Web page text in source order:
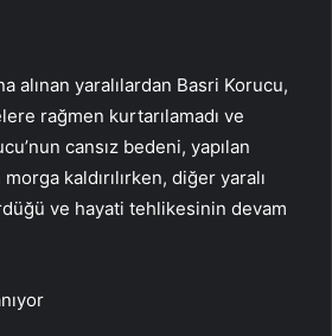
alınan yaralılardan Basri Korucu,
rağmen kurtarılamadı ve
cansız bedeni, yapılan
kaldırılırken, diğer yaralı
ve hayati tehlikesinin devam